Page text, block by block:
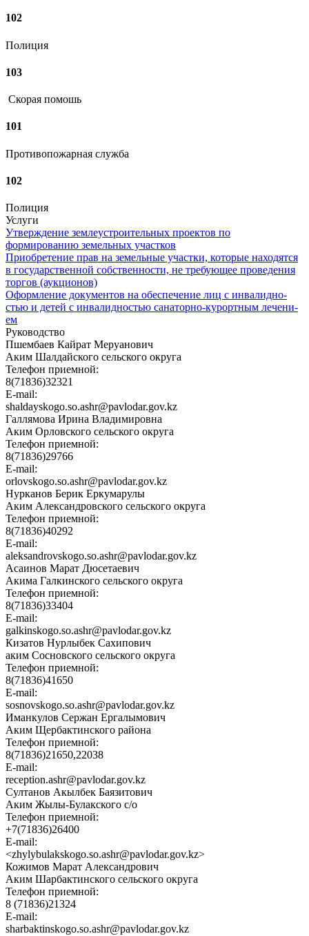
102
Полиция
103
Скорая помошь
101
Противопожарная служба
102
Полиция
Услуги
Утверждение землеустроительных проектов по
формированию земельных участков
Приобретение прав на земельные участки, которые находятся
в государственной собственности, не требующее проведения
торгов (аукционов)
Оформление документов на обес­пе­че­ние лиц с ин­ва­лид­но­
стью и де­тей с ин­ва­лид­но­стью са­на­тор­но-ку­рорт­ным ле­че­ни­
ем
Руководство
Пшембаев Кайрат Меруанович
Аким Шалдайского сельского округа
Телефон приемной:
8(71836)32321
E-mail:
shaldayskogo.so.ashr@pavlodar.gov.kz
Галлямова Ирина Владимировна
Аким Орловского сельского округа
Телефон приемной:
8(71836)29766
E-mail:
orlovskogo.so.ashr@pavlodar.gov.kz
Нурканов Берик Еркумарулы
Аким Александровского сельского округа
Телефон приемной:
8(71836)40292
E-mail:
aleksandrovskogo.so.ashr@pavlodar.gov.kz
Асаинов Марат Дюсетаевич
Акима Галкинского сельского округа
Телефон приемной:
8(71836)33404
E-mail:
galkinskogo.so.ashr@pavlodar.gov.kz
Кизатов Нурлыбек Сахипович
аким Сосновского сельского округа
Телефон приемной:
8(71836)41650
E-mail:
sosnovskogo.so.ashr@pavlodar.gov.kz
Иманкулов Сержан Ергалымович
Аким Щербактинского района
Телефон приемной:
8(71836)21650,22038
E-mail:
reception.ashr@pavlodar.gov.kz
Султанов Акылбек Баязитович
Аким Жылы-Булакского с/о
Телефон приемной:
+7(71836)26400
E-mail:
<zhylybulakskogo.so.ashr@pavlodar.gov.kz>
Кожимов Марат Александрович
Аким Шарбактинского сельского округа
Телефон приемной:
8 (71836)21324
E-mail:
sharbaktinskogo.so.ashr@pavlodar.gov.kz